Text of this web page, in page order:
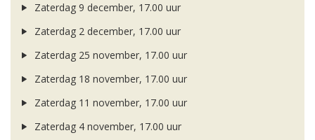
Zaterdag 9 december, 17.00 uur
Zaterdag 2 december, 17.00 uur
Zaterdag 25 november, 17.00 uur
Zaterdag 18 november, 17.00 uur
Zaterdag 11 november, 17.00 uur
Zaterdag 4 november, 17.00 uur